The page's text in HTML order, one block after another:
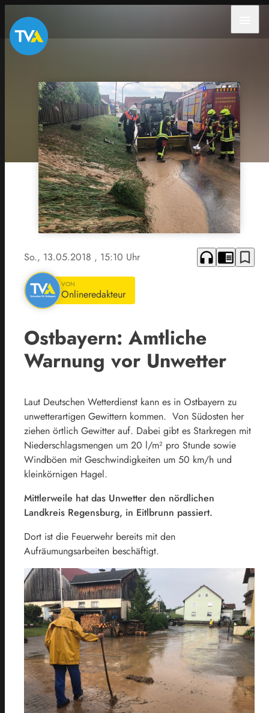
So., 13.05.2018 , 15:10 Uhr headphones chrome_reader_mode bookmark_border
VON
Onlineredakteur
Ostbayern: Amtliche
Warnung vor Unwetter
Laut Deutschen Wetterdienst kann es in Ostbayern zu
unwetterartigen Gewittern kommen. Von Südosten her
ziehen örtlich Gewitter auf. Dabei gibt es Starkregen mit
Niederschlagsmengen um 20 l/m² pro Stunde sowie
Windböen mit Geschwindigkeiten um 50 km/h und
kleinkörnigen Hagel.
Mittlerweile hat das Unwetter den nördlichen
Landkreis Regensburg, in Eitlbrunn passiert.
Dort ist die Feuerwehr bereits mit den
Aufräumungsarbeiten beschäftigt.